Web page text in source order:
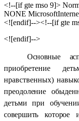
<!--[if gte mso 9]>
NONE
<![endif]--><!--[if gte
<![endif]-->
Основные
приобретение
нравственных)
преодоление
детьми при
совершить которое